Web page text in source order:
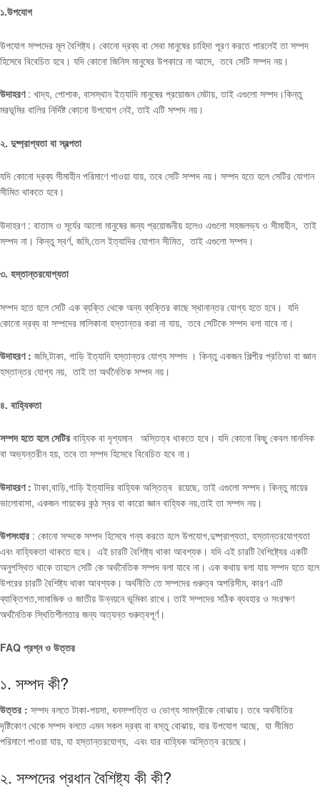
১.উপযোগ
উপযোগ সম্পদের মূল বৈশিষ্ট্য। কোনো দ্রব্য বা সেবা মানুষের চাহিদা পূরণ করতে পারলেই তা সম্পদ
হিসেবে বিবেচিত হবে। যদি কোনো জিনিস মানুষের উপকারে না আসে, তবে সেটি সম্পদ নয়।
উদাহরণ : খাদ্য, পোশাক, বাসস্থান ইত্যাদি মানুষের প্রয়োজন মেটায়, তাই এগুলো সম্পদ।কিন্তু
মরভূমির বালির নির্দিষ্ট কোনো উপযোগ নেই, তাই এটি সম্পদ নয়।
২. দুষ্প্রাপ্যতা বা স্বল্পতা
যদি কোনো দ্রব্য সীমাহীন পরিমাণে পাওয়া যায়, তবে সেটি সম্পদ নয়। সম্পদ হতে হলে সেটির যোগান
সীমিত থাকতে হবে।
উদাহরণ : বাতাস ও সূর্যের আলো মানুষের জন্য প্রয়োজনীয় হলেও এগুলো সহজলভ্য ও সীমাহীন, তাই
সম্পদ না। কিন্তু স্বর্ণ, জমি,তেল ইত্যাদির যোগান সীমিত, তাই এগুলো সম্পদ।
৩. হস্তান্তরযোগ্যতা
সম্পদ হতে হলে সেটি এক ব্যক্তি থেকে অন্য ব্যক্তির কাছে স্থানান্তর যোগ্য হতে হবে। যদি
কোনো দ্রব্য বা সম্পদের মালিকানা হস্তান্তর করা না যায়, তবে সেটিকে সম্পদ বলা যাবে না।
উদাহরণ : জমি,টাকা, গাড়ি ইত্যাদি হস্তান্তর যোগ্য সম্পদ । কিন্তু একজন শিল্পীর প্রতিভা বা জ্ঞান
হস্তান্তর যোগ্য নয়, তাই তা অর্থনৈতিক সম্পদ নয়।
৪. বাহ্যিকতা
সম্পদ হতে হলে সেটির বাহ্যিক বা দৃশ্যমান অস্তিত্ব থাকতে হবে। যদি কোনো কিছু কেবল মানসিক
বা অভ্যন্তরীন হয়, তবে তা সম্পদ হিসেবে বিবেচিত হবে না।
উদাহরণ :টাকা,বাড়ি,গাড়ি ইত্যাদির বাহ্যিক অস্তিত্ব রয়েছে, তাই এগুলো সম্পদ। কিন্তু মায়ের
ভালোবাসা, একজন গায়কের কন্ঠ স্বর বা কারো জ্ঞান বাহ্যিক নয়,তাই তা সম্পদ নয়।
উপসংহার : কোনো সম্দকে সম্পদ হিসেবে গন্য করতে হলে উপযোগ,দুষ্প্রাপ্যতা, হস্তান্তরযোগ্যতা
এবং বাহ্যিকতা থাকতে হবে। এই চারটি বৈশিষ্ট্য থাকা আবশ্যক। যদি এই চারটি বৈশিষ্ট্যের একটি
অনুপস্থিত থাকে তাহলে সেটি কে অর্থনৈতিক সম্পদ বলা যাবে না। এক কথায় বলা যায় সম্পদ হতে হলে
উপরের চারটি বৈশিষ্ট্য থাকা আবশ্যক। অর্থনীতি তে সম্পদের গুরুত্ব অপরিসীম, কারণ এটি
ব্যাক্তিগত,সামাজিক ও জাতীয় উন্নয়নে ভূমিকা রাখে। তাই সম্পদের সঠিক ব্যবহার ও সংরক্ষণ
অর্থনৈতিক স্থিতিশীলতার জন্য অত্যন্ত গুরুত্বপূর্ণ।
FAQ প্রশ্ন ও উত্তর
১. সম্পদ কী?
উত্তর : সম্পদ বলতে টাকা-পয়সা, ধনসম্পত্তি ও ভোগ্য সামগ্রীকে বোঝায়। তবে অর্থনীতির
দৃষ্টিকোণ থেকে সম্পদ বলতে এমন সকল দ্রব্য বা বস্তু বোঝায়, যার উপযোগ আছে, যা সীমিত
পরিমাণে পাওয়া যায়, যা হস্তান্তরযোগ্য, এবং যার বাহ্যিক অস্তিত্ব রয়েছে।
২. সম্পদের প্রধান বৈশিষ্ট্য কী কী?